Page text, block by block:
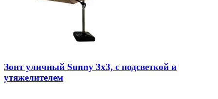
Зонт уличный Sunny 3х3, с подсветкой и
утяжелителем